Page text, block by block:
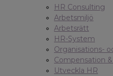
HR Consulting
Arbetsmiljö
Arbetsrätt
HR-System
Organisations-
Compensation
Utveckla HR